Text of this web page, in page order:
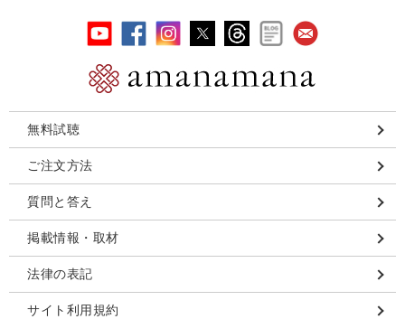
無料試聴
ご注文方法
質問と答え
掲載情報・取材
法律の表記
サイト利用規約